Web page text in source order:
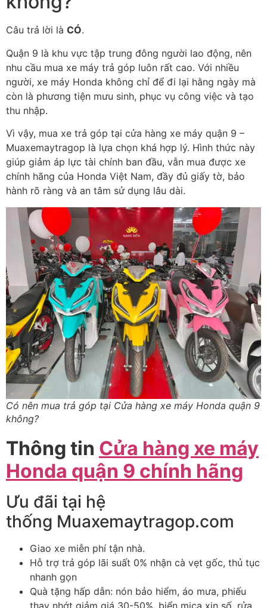
Câu trả lời là CÓ.
Quận 9 là khu vực tập trung đông người lao động, nên
nhu cầu mua xe máy trả góp luôn rất cao. Với nhiều
người, xe máy Honda không chỉ để đi lại hằng ngày mà
còn là phương tiện mưu sinh, phục vụ công việc và tạo
thu nhập.
Vì vậy, mua xe trả góp tại cửa hàng xe máy quận 9 –
Muaxemaytragop là lựa chọn khá hợp lý. Hình thức này
giúp giảm áp lực tài chính ban đầu, vẫn mua được xe
chính hãng của Honda Việt Nam, đầy đủ giấy tờ, bảo
hành rõ ràng và an tâm sử dụng lâu dài.
Có nên mua trả góp tại Cửa hàng xe máy Honda quận 9
không?
Thông tin Cửa hàng xe máy
Honda quận 9 chính hãng
Ưu đãi tại hệ
thống Muaxemaytragop.com
Giao xe miễn phí tận nhà.
Hỗ trợ trả góp lãi suất 0% nhận cà vẹt gốc, thủ tục
nhanh gọn
Quà tặng hấp dẫn: nón bảo hiểm, áo mưa, phiếu
thay nhớt giảm giá 30-50%, biển mica xin số, rửa